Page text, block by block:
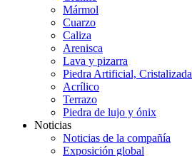
Mármol
Cuarzo
Caliza
Arenisca
Lava y pizarra
Piedra Artificial, Cristalizada
Acrílico
Terrazo
Piedra de lujo y ónix
Noticias
Noticias de la compañía
Exposición global